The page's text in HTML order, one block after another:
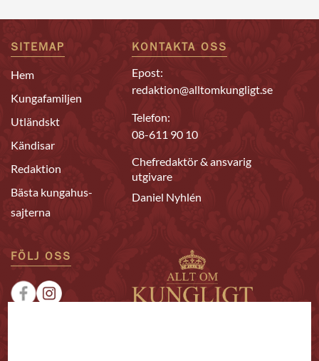
SITEMAP
Hem
Kungafamiljen
Utländskt
Kändisar
Redaktion
Bästa kungahus-
sajterna
KONTAKTA OSS
Epost:
redaktion@alltomkungligt.se
Telefon:
08-611 90 10
Chefredaktör & ansvarig
utgivare
Daniel Nyhlén
FÖLJ OSS